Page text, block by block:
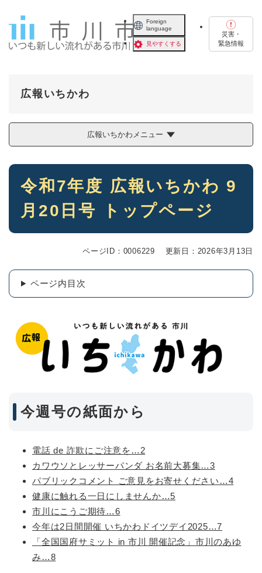
Foreign
language
見やすくする
災害・
緊急情報
広報いちかわ
広報いちかわメニュー
本
令和7年度 広報いちかわ 9
月20日号 トップページ
ページID：0006229 更新日：2026年3月13日
ページ内目次
今週号の紙面から
電話 de 詐欺にご注意を…2
カワウソとレッサーパンダ お名前大募集…3
パブリックコメント ご意見をお寄せください…4
健康に触れる一日にしませんか…5
市川にこうご期待…6
今年は2日間開催 いちかわドイツデイ2025…7
「全国国府サミット in 市川 開催記念」市川のあゆ
み…8